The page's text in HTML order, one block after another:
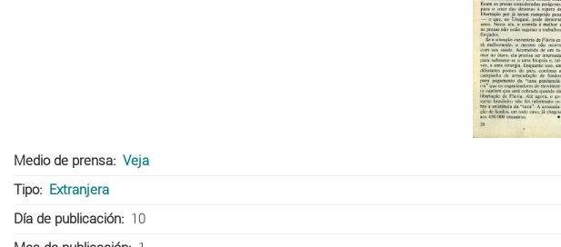
Medio de prensa
Veja
Tipo
Extranjera
Día de publicación
10